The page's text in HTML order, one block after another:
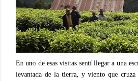
En uno de esas visitas sentí llegar a una
levantada de la tierra, y viento que cruza